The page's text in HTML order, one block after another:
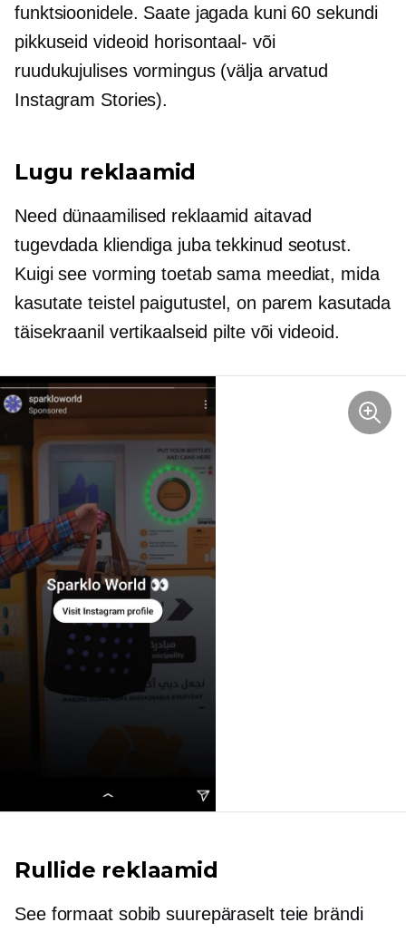
funktsioonidele. Saate jagada kuni 60 sekundi
pikkuseid videoid horisontaal- või
ruudukujulises vormingus (välja arvatud
Instagram Stories).
Lugu reklaamid
Need dünaamilised reklaamid aitavad
tugevdada kliendiga juba tekkinud seotust.
Kuigi see vorming toetab sama meediat, mida
kasutate teistel paigutustel, on parem kasutada
täisekraanil vertikaalseid pilte või videoid.
Rullide reklaamid
See formaat sobib suurepäraselt teie brändi